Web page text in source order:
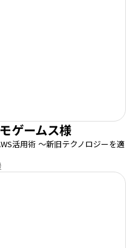
ゲームス様
活用術 〜新旧テクノロジーを適